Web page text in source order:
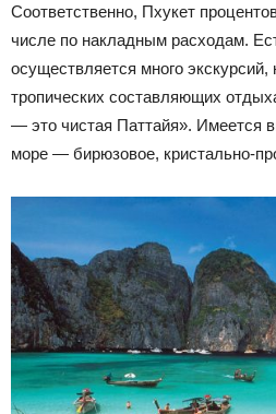
Соответственно, Пхукет
числе по накладным расходам.
осуществляется много экскурсий,
тропических составляющих
— это чистая Паттайя». Имеется
море — бирюзовое, кристально-